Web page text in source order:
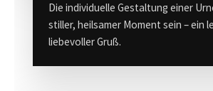
Die individuelle Gestaltung einer
stiller, heilsamer Moment sein – ein
liebevoller Gruß.